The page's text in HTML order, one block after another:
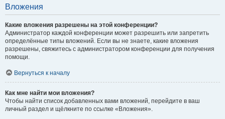
Вложения
Какие вложения разрешены на этой конференции?
Администратор каждой конференции может разрешить или запретить
определённые типы вложений. Если вы не знаете, какие вложения
разрешены, свяжитесь с администратором конференции для получения
помощи.
Вернуться к началу
Как мне найти мои вложения?
Чтобы найти список добавленных вами вложений, перейдите в ваш
личный раздел и щёлкните по ссылке «Вложения».